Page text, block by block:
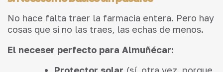
No hace falta traer la farmacia entera. Pero hay
cosas que si no las traes, las echas de menos.
El neceser perfecto para Almuñécar: